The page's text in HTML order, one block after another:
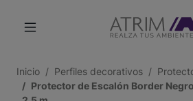
Inicio Perfiles decorativos
Protector de Escalón Border